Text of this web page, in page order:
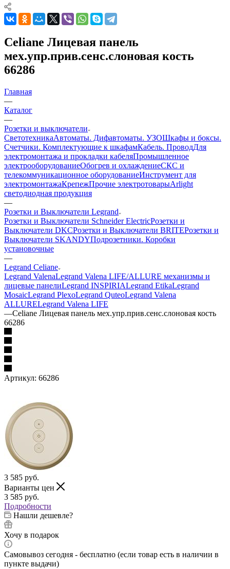
Celiane Лицевая панель
мех.упр.прив.сенс.слоновая кость
66286
Главная
—
Каталог
—
Розетки и выключатели
СветотехникаАвтоматы. Дифавтоматы. УЗОШкафы и боксы.
Счетчики. Комплектующие к шкафамКабель. ПроводДля
электромонтажа и прокладки кабеляПромышленное
электрооборудованиеОбогрев и охлаждениеСКС и
телекоммуникационное оборудованиеИнструмент для
электромонтажаКрепежПрочие электротоварыArlight
светодиодная продукция
—
Розетки и Выключатели Legrand
Розетки и Выключатели Schneider ElectricРозетки и
Выключатели DKCРозетки и Выключатели BRITEРозетки и
Выключатели SKANDYПодрозетники. Коробки
установочные
—
Legrand Celiane
Legrand ValenaLegrand Valena LIFE/ALLURE механизмы и
лицевые панелиLegrand INSPIRIALegrand EtikaLegrand
MosaicLegrand PlexoLegrand QuteoLegrand Valena
ALLURELegrand Valena LIFE
—Celiane Лицевая панель мех.упр.прив.сенс.слоновая кость
66286
Артикул: 66286
3 585 руб.
Варианты цен
3 585 руб.
Подробности
Нашли дешевле?
Хочу в подарок
Самовывоз сегодня - бесплатно (если товар есть в наличии в
пункте выдачи)